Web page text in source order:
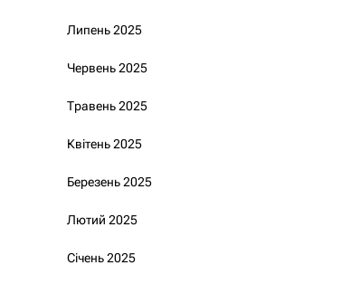
Липень 2025
Червень 2025
Травень 2025
Квітень 2025
Березень 2025
Лютий 2025
Січень 2025